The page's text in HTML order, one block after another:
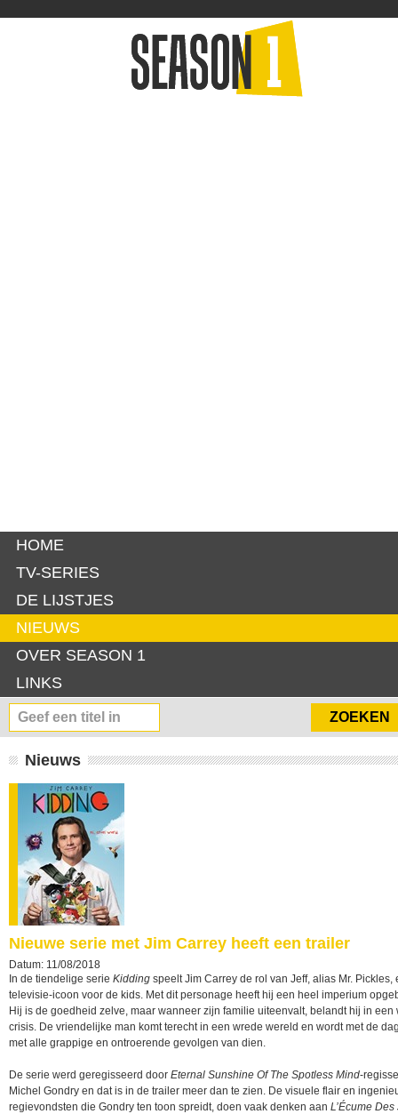
HOME
TV-SERIES
DE LIJSTJES
NIEUWS
OVER SEASON 1
LINKS
Nieuws
Nieuwe serie met Jim Carrey heeft een trailer
Datum: 11/08/2018
In de tiendelige serie Kidding speelt Jim Carrey de rol van Jeff, alias Mr. Pickles,
televisie-icoon voor de kids. Met dit personage heeft hij een heel imperium
Hij is de goedheid zelve, maar wanneer zijn familie uiteenvalt, belandt hij in een
crisis. De vriendelijke man komt terecht in een wrede wereld en wordt met de
met alle grappige en ontroerende gevolgen van dien.
De serie werd geregisseerd door Eternal Sunshine Of The Spotless Mind-
Michel Gondry en dat is in de trailer meer dan te zien. De visuele flair en
regievondsten die Gondry ten toon spreidt, doen vaak denken aan L’Écume Des